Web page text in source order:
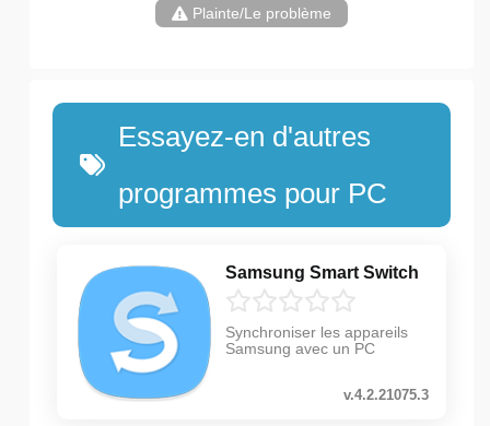
Plainte/Le problème
Essayez-en d'autres
programmes pour PC
Samsung Smart Switch
Synchroniser les appareils
Samsung avec un PC
v.4.2.21075.3